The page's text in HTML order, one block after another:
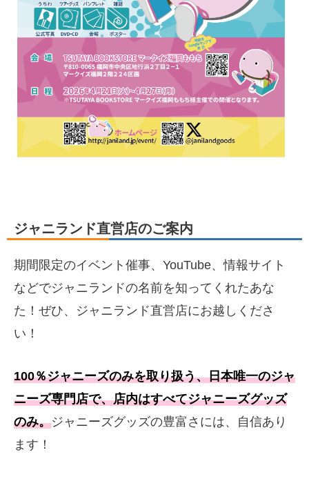
ジャニランド直営店のご案内
期間限定のイベント催事、YouTube、情報サイト
などでジャニランドの名前を知ってくれたあな
た！ぜひ、ジャニランド直営店にお越しくださ
い！
100％ジャニーズのみを取り扱う、日本唯一のジャ
ニーズ専門店で、店内はすべてジャニーズグッズ
のみ。ジャニーズグッズの豊富さには、自信あり
ます！